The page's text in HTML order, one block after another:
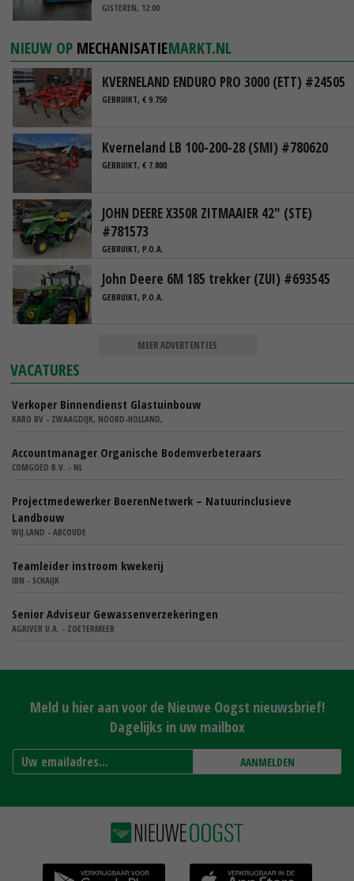
GISTEREN, 12:00
NIEUW OP MECHANISATIEMARKT.NL
KVERNELAND ENDURO PRO 3000 (ETT) #24505
GEBRUIKT, € 9.750
Kverneland LB 100-200-28 (SMI) #780620
GEBRUIKT, € 7.800
JOHN DEERE X350R ZITMAAIER 42" (STE)
#781573
GEBRUIKT, P.O.A.
John Deere 6M 185 trekker (ZUI) #693545
GEBRUIKT, P.O.A.
MEER ADVERTENTIES
VACATURES
Verkoper Binnendienst Glastuinbouw
KARO BV - ZWAAGDIJK, NOORD-HOLLAND,
Accountmanager Organische Bodemverbeteraars
COMGOED B.V. - NL
Projectmedewerker BoerenNetwerk – Natuurinclusieve
Landbouw
WIJ.LAND - ABCOUDE
Teamleider instroom kwekerij
IBN - SCHAIJK
Senior Adviseur Gewassenverzekeringen
AGRIVER U.A. - ZOETERMEER
Meld u hier aan voor de Nieuwe Oogst nieuwsbrief!
Dagelijks in uw mailbox
AANMELDEN